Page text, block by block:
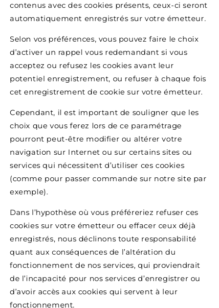
contenus avec des cookies présents, ceux-ci seront
automatiquement enregistrés sur votre émetteur.
Selon vos préférences, vous pouvez faire le choix
d’activer un rappel vous redemandant si vous
acceptez ou refusez les cookies avant leur
potentiel enregistrement, ou refuser à chaque fois
cet enregistrement de cookie sur votre émetteur.
Cependant, il est important de souligner que les
choix que vous ferez lors de ce paramétrage
pourront peut-être modifier ou altérer votre
navigation sur Internet ou sur certains sites ou
services qui nécessitent d’utiliser ces cookies
(comme pour passer commande sur notre site par
exemple).
Dans l’hypothèse où vous préféreriez refuser ces
cookies sur votre émetteur ou effacer ceux déjà
enregistrés, nous déclinons toute responsabilité
quant aux conséquences de l’altération du
fonctionnement de nos services, qui proviendrait
de l’incapacité pour nos services d’enregistrer ou
d’avoir accès aux cookies qui servent à leur
fonctionnement.